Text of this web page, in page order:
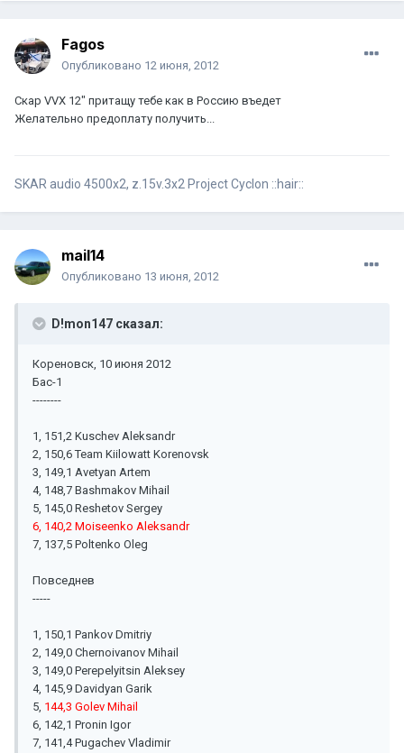
Fagos
Опубликовано 12 июня, 2012
Скар VVX 12" притащу тебе как в Россию въедет
Желательно предоплату получить...
SKAR audio 4500x2, z.15v.3х2 Project Cyclon ::hair::
mail14
Опубликовано 13 июня, 2012
D!mon147 сказал:
Кореновск, 10 июня 2012
Бас-1
--------
1, 151,2 Kuschev Aleksandr
2, 150,6 Team Kiilowatt Korenovsk
3, 149,1 Avetyan Artem
4, 148,7 Bashmakov Mihail
5, 145,0 Reshetov Sergey
6, 140,2 Moiseenko Aleksandr
7, 137,5 Poltenko Oleg
Повседнев
-----
1, 150,1 Pankov Dmitriy
2, 149,0 Chernoivanov Mihail
3, 149,0 Perepelyitsin Aleksey
4, 145,9 Davidyan Garik
5, 144,3 Golev Mihail
6, 142,1 Pronin Igor
7, 141,4 Pugachev Vladimir